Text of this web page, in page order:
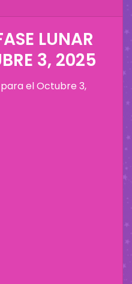
LUNAR
3, 2025
elOctubre 3,